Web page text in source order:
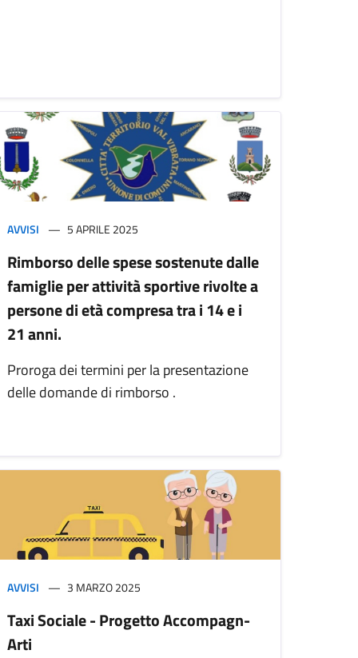
AVVISI 5 APRILE 2025
Rimborso delle spese sostenute dalle
famiglie per attività sportive rivolte a
persone di età compresa tra i 14 e i
21 anni.
Proroga dei termini per la presentazione
delle domande di rimborso .
AVVISI 3 MARZO 2025
Taxi Sociale - Progetto Accompagn-
Arti